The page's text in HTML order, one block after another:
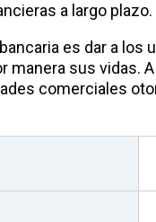
a largo plazo.
es dar a
manera sus vidas.
comerciales